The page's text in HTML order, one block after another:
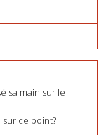
sa main sur le
sur ce point?